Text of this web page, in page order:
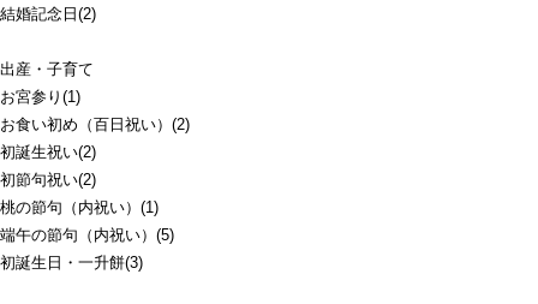
結婚記念日(2)
出産・子育て
お宮参り(1)
お食い初め（百日祝い）(2)
初誕生祝い(2)
初節句祝い(2)
桃の節句（内祝い）(1)
端午の節句（内祝い）(5)
初誕生日・一升餅(3)